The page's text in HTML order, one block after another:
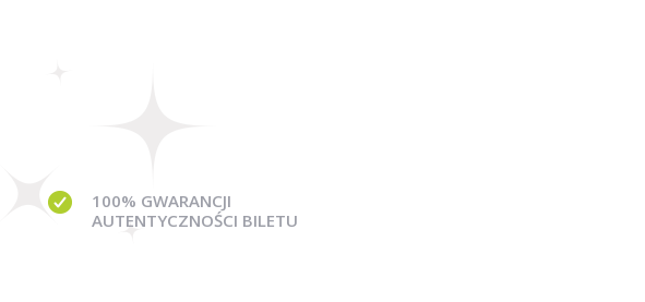
100% GWARANCJI
AUTENTYCZNOŚCI BILETU